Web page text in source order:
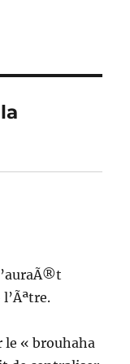
le « brouhaha